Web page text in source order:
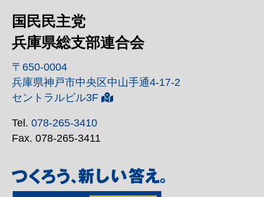
国民民主党
兵庫県総支部連合会
〒650-0004
兵庫県神戸市中央区中山手通4-17-2
セントラルビル3F
Tel. 078-265-3410
Fax. 078-265-3411